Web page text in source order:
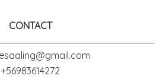
CONTACT
+56983614272